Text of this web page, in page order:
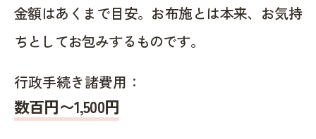
金額はあくまで目安。お布施とは本来、お気持
ちとしてお包みするものです。
行政手続き諸費用：
数百円〜1,500円